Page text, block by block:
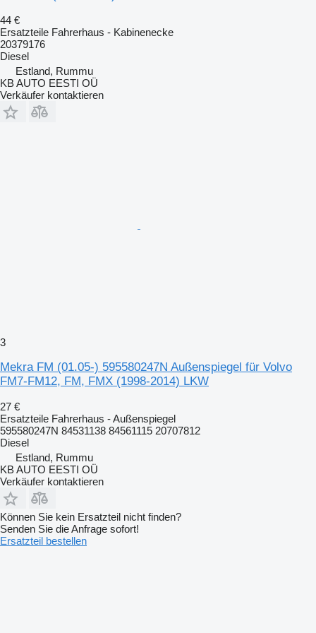
44 €
Ersatzteile Fahrerhaus - Kabinenecke
20379176
Diesel
Estland, Rummu
KB AUTO EESTI OÜ
Verkäufer kontaktieren
3
Mekra FM (01.05-) 595580247N Außenspiegel für Volvo
FM7-FM12, FM, FMX (1998-2014) LKW
27 €
Ersatzteile Fahrerhaus - Außenspiegel
595580247N 84531138 84561115 20707812
Diesel
Estland, Rummu
KB AUTO EESTI OÜ
Verkäufer kontaktieren
Können Sie kein Ersatzteil nicht finden?
Senden Sie die Anfrage sofort!
Ersatzteil bestellen